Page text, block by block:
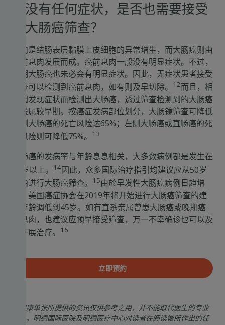
若没有任何症状，是否也需要接受
结大肠癌筛查？
息肉是结肠表层黏膜上皮细胞的异常增生，而大肠癌则由
癌前息肉发展而成。癌前息肉一般没有明显症状。不过，
早期大肠癌也未必会有明显症状。因此，无症状患者接受
筛查可以检测到癌前息肉，如有则及早切除。
12而且，相
比因发现症状而检测出大肠癌，透过筛查检测到的大肠癌
一般属较早期。按癌症发病部位划分，大肠镜筛查可降低
右侧大肠癌的死亡风险达65%；左侧大肠癌或直肠癌的死
亡风险则可降低75%。
13
大肠癌的发病率与年龄息息相关，大多数病例都是发生在
50岁以上。
14因此，众多国际治疗指引均建议应从50岁
开始进行大肠癌筛查。
15由於早发性大肠癌病例日趋增
加，美国癌症协会在2019年将开始进行大肠癌筛查的建
议年龄调低到45岁。如有直系亲属曾患大肠癌或晚期癌
前息肉，也建议应预早接受筛查，万一不幸确诊也可以及
早开展治疗。
16
立即預約
此健康单张所提供的资讯仅供参考之用，并不能取代医生的专业
意见。明德国际医院及明德医疗中心对读者在阅读後所作出的任